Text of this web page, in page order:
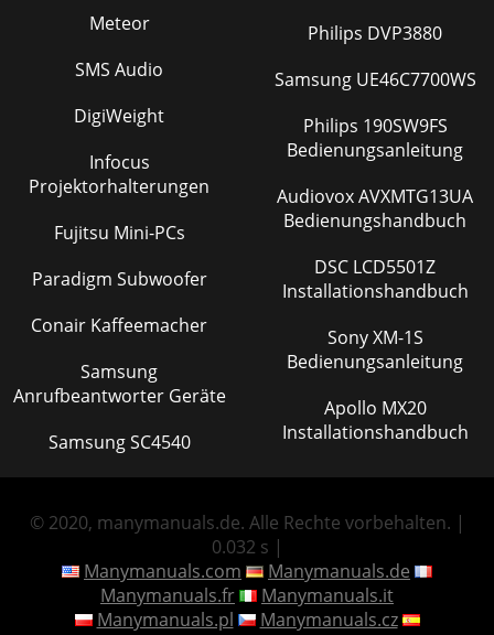
Meteor
SMS Audio
DigiWeight
Infocus
Projektorhalterungen
Fujitsu Mini-PCs
Paradigm Subwoofer
Conair Kaffeemacher
Samsung
Anrufbeantworter Geräte
Samsung SC4540
Philips DVP3880
Samsung UE46C7700WS
Philips 190SW9FS
Bedienungsanleitung
Audiovox AVXMTG13UA
Bedienungshandbuch
DSC LCD5501Z
Installationshandbuch
Sony XM-1S
Bedienungsanleitung
Apollo MX20
Installationshandbuch
© 2020, manymanuals.de. Alle Rechte vorbehalten. |
0.032 s |
Manymanuals.com
Manymanuals.de
Manymanuals.fr
Manymanuals.it
Manymanuals.pl
Manymanuals.cz